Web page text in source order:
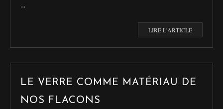
…
LIRE L'ARTICLE
LE VERRE COMME MATÉRIAU DE
NOS FLACONS